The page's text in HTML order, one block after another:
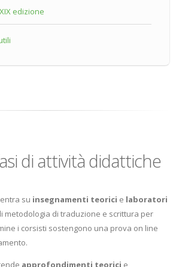
edizione
di attività didattiche
su insegnamenti teorici e laboratori
metodologia di traduzione e scrittura per
i corsisti sostengono una prova on line
approfondimenti teorici e